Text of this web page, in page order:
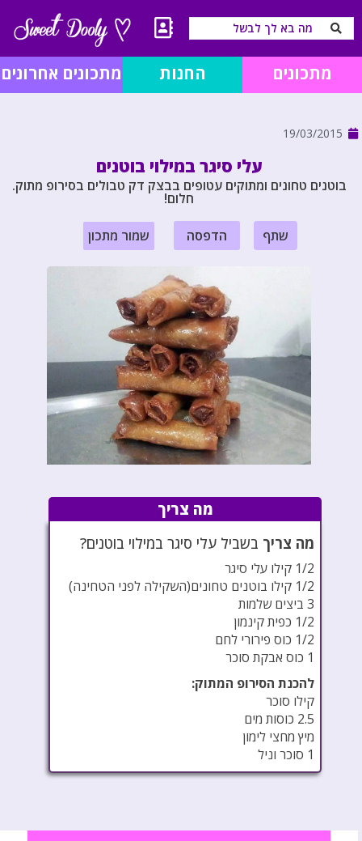
מתכונים החנות מתכונים אחרונים
19/03/2015
עלי סיגר במילוי בוטנים
בוטנים טחונים ומתוקים עטופים בבצק דק טבולים בסירופ מתוק.
חלום!
שתף הדפסה שמור מתכון
מה צריך
מה צריך בשביל עלי סיגר במילוי בוטנים?
1/2 קילו עלי סיגר
1/2 קילו בוטנים טחונים(השקילה לפני הטחינה)
3 ביצים שלמות
1/2 כפית קינמון
1/2 כוס פירורי לחם
1 כוס אבקת סוכר
להכנת הסירופ המתוק:
קילו סוכר
2.5 כוסות מים
מיץ מחצי לימון
1 סוכר וניל